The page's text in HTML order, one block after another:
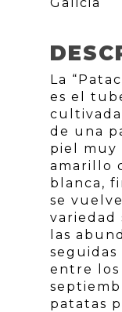
La
es el
cultivada
de una
piel muy
amarillo
blanca,
se
variedad
las
entre los
patatas